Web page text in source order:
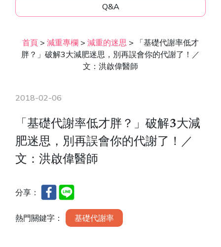
Q&A
首頁 > 減重專欄 > 減重的迷思 >
「基礎代謝率低才
胖？」破解3大減肥迷思，別再誤會你的代謝了！／
文：洪啟偉醫師
2018-02-06
「基礎代謝率低才胖？」破解3大減
肥迷思，別再誤會你的代謝了！／
文：洪啟偉醫師
分享：
熱門關鍵字： 基礎代謝率